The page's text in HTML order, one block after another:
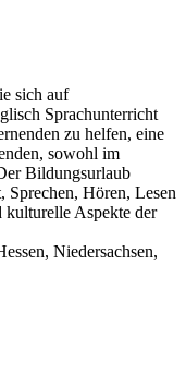
sich auf
Sprachunterricht
zu helfen, eine
sowohl im
Bildungsurlaub
Sprechen, Hören, Lesen
kulturelle Aspekte der
Niedersachsen,